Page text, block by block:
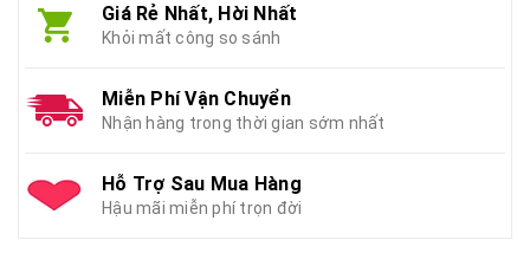
Giá Rẻ Nhất, Hời Nhất
Khỏi mất công so sánh
Miễn Phí Vận Chuyển
Nhận hàng trong thời gian sớm nhất
Hỗ Trợ Sau Mua Hàng
Hậu mãi miễn phí trọn đời